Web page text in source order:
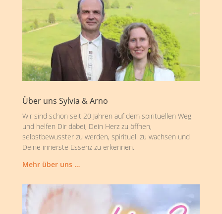
Über uns Sylvia & Arno
Wir sind schon seit 20 Jahren auf dem spirituellen Weg
und helfen Dir dabei, Dein Herz zu öffnen,
selbstbewusster zu werden, spirituell zu wachsen und
Deine innerste Essenz zu erkennen.
Mehr über uns …